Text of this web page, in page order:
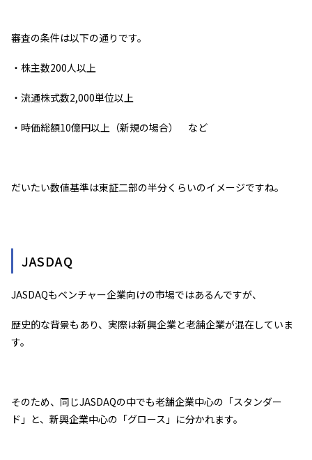
審査の条件は以下の通りです。
・株主数200人以上
・流通株式数2,000単位以上
・時価総額10億円以上（新規の場合） など
だいたい数値基準は東証二部の半分くらいのイメージですね。
JASDAQ
JASDAQもベンチャー企業向けの市場ではあるんですが、
歴史的な背景もあり、実際は新興企業と老舗企業が混在していま
す。
そのため、同じJASDAQの中でも老舗企業中心の「スタンダー
ド」と、新興企業中心の「グロース」に分かれます。